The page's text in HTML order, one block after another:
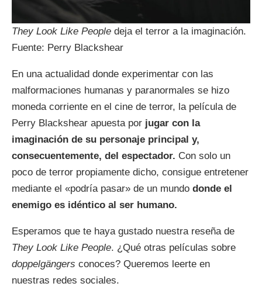
They Look Like People deja el terror a la imaginación.
Fuente: Perry Blackshear
En una actualidad donde experimentar con las
malformaciones humanas y paranormales se hizo
moneda corriente en el cine de terror, la película de
Perry Blackshear apuesta por jugar con la
imaginación de su personaje principal y,
consecuentemente, del espectador. Con solo un
poco de terror propiamente dicho, consigue entretener
mediante el «podría pasar» de un mundo donde el
enemigo es idéntico al ser humano.
Esperamos que te haya gustado nuestra reseña de
They Look Like People. ¿Qué otras películas sobre
doppelgängers conoces? Queremos leerte en
nuestras redes sociales.